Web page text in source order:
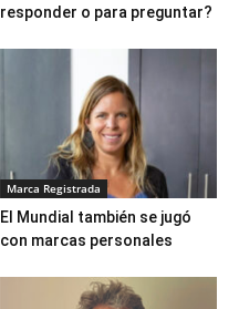
responder o para preguntar?
Marca Registrada
El Mundial también se jugó
con marcas personales